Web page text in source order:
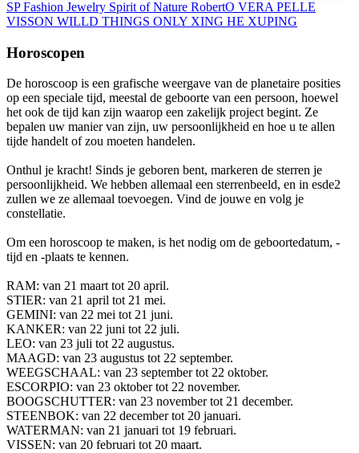
SP Fashion Jewelry Spirit of Nature RobertO VERA PELLE
VISSON WILLD THINGS ONLY XING HE XUPING
Horoscopen
De horoscoop is een grafische weergave van de planetaire posities
op een speciale tijd, meestal de geboorte van een persoon, hoewel
het ook de tijd kan zijn waarop een zakelijk project begint. Ze
bepalen uw manier van zijn, uw persoonlijkheid en hoe u te allen
tijde handelt of zou moeten handelen.
Onthul je kracht! Sinds je geboren bent, markeren de sterren je
persoonlijkheid. We hebben allemaal een sterrenbeeld, en in esde2
zullen we ze allemaal toevoegen. Vind de jouwe en volg je
constellatie.
Om een ​​horoscoop te maken, is het nodig om de geboortedatum, -
tijd en -plaats te kennen.
RAM: van 21 maart tot 20 april.
STIER: van 21 april tot 21 mei.
GEMINI: van 22 mei tot 21 juni.
KANKER: van 22 juni tot 22 juli.
LEO: van 23 juli tot 22 augustus.
MAAGD: van 23 augustus tot 22 september.
WEEGSCHAAL: van 23 september tot 22 oktober.
ESCORPIO: van 23 oktober tot 22 november.
BOOGSCHUTTER: van 23 november tot 21 december.
STEENBOK: van 22 december tot 20 januari.
WATERMAN: van 21 januari tot 19 februari.
VISSEN: van 20 februari tot 20 maart.